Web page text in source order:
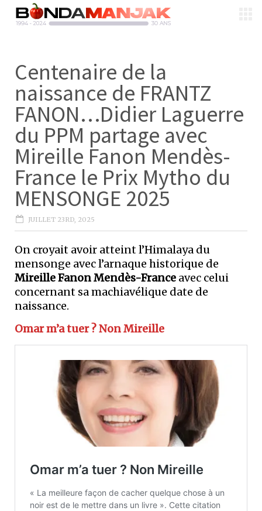
Centenaire de la
naissance de FRANTZ
FANON…Didier Laguerre
du PPM partage avec
Mireille Fanon Mendès-
France le Prix Mytho du
MENSONGE 2025
JUILLET 23RD, 2025
On croyait avoir atteint l’Himalaya du
mensonge avec l’arnaque historique de
Mireille Fanon Mendès-France avec celui
concernant sa machiavélique date de
naissance.
Omar m’a tuer ? Non Mireille